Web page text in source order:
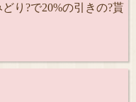
り?で20%の引きの?貰